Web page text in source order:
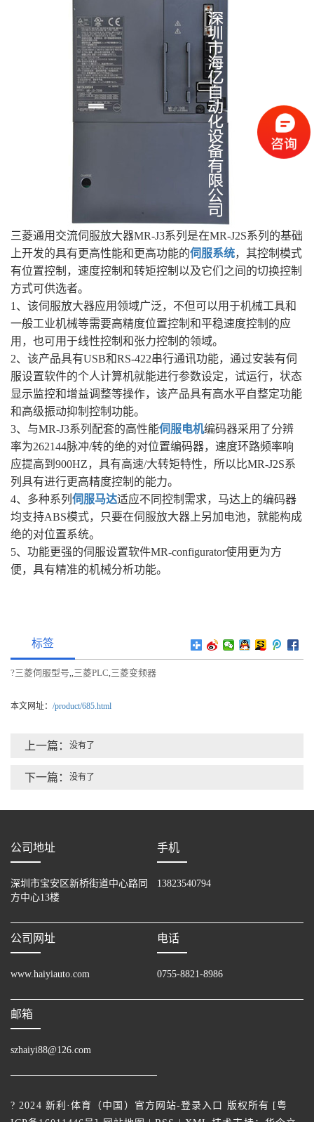
三菱通用交流伺服放大器MR-J3系列是在MR-J2S系列的基础
上开发的具有更高性能和更高功能的伺服系统，其控制模式
有位置控制，速度控制和转矩控制以及它们之间的切换控制
方式可供选者。
1、该伺服放大器应用领域广泛，不但可以用于机械工具和
一般工业机械等需要高精度位置控制和平稳速度控制的应
用，也可用于线性控制和张力控制的领域。
2、该产品具有USB和RS-422串行通讯功能，通过安装有伺
服设置软件的个人计算机就能进行参数设定，试运行，状态
显示监控和增益调整等操作，该产品具有高水平自整定功能
和高级振动抑制控制功能。
3、与MR-J3系列配套的高性能伺服电机编码器采用了分辨
率为262144脉冲/转的绝的对位置编码器，速度环路频率响
应提高到900HZ，具有高速/大转矩特性，所以比MR-J2S系
列具有进行更高精度控制的能力。
4、多种系列 伺服马达适应不同控制需求，马达上的编码器
均支持ABS模式，只要在伺服放大器上另加电池，就能构成
绝的对位置系统。
5、功能更强的伺服设置软件MR-configurator使用更为方
便，具有精准的机械分析功能。
标签
?三菱伺服型号,,三菱PLC,三菱变频器
本文网址： /product/685.html
上一篇： 没有了
下一篇： 没有了
公司地址
深圳市宝安区新桥街道中心路同
方中心13楼
手机
13823540794
公司网址
www.haiyiauto.com
电话
0755-8821-8986
邮箱
szhaiyi88@126.com
? 2024 新利·体育（中国）官方网站-登录入口 版权所有 [粤